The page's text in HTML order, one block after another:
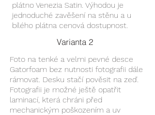
plátno Venezia Satin. Výhodou je
jednoduché zavěšení na stěnu a u
bílého plátna cenová dostupnost.
Varianta 2
Foto na tenké a velmi pevné desce
Gatorfoam bez nutnosti fotografii dále
rámovat. Desku stačí pověsit na zeď.
Fotografii je možné ještě opatřit
laminací, která chráni před
mechanickým poškozením a uv